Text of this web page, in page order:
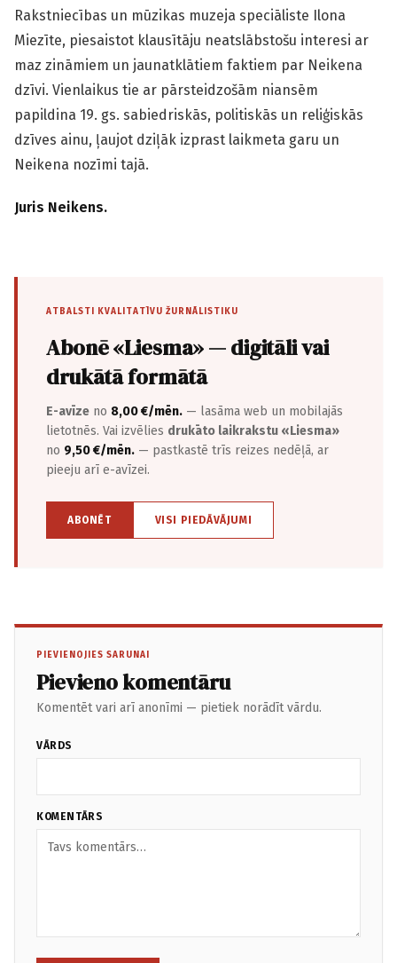
Rakstniecības un mūzikas muzeja speciāliste Ilona
Miezīte, piesaistot klausītāju neatslābstošu interesi ar
maz zināmiem un jaunatklātiem faktiem par Neikena
dzīvi. Vienlaikus tie ar pārsteidzošām niansēm
papildina 19. gs. sabiedriskās, politiskās un reliģiskās
dzīves ainu, ļaujot dziļāk izprast laikmeta garu un
Neikena nozīmi tajā.
Juris Neikens.
ATBALSTI KVALITATĪVU ŽURNĀLISTIKU
Abonē «Liesma» — digitāli vai
drukātā formātā
E-avīze no 8,00 €/mēn. — lasāma web un mobilajās
lietotnēs. Vai izvēlies drukāto laikrakstu «Liesma»
no 9,50 €/mēn. — pastkastē trīs reizes nedēļā, ar
pieeju arī e-avīzei.
ABONĒT VISI PIEDĀVĀJUMI
PIEVIENOJIES SARUNAI
Pievieno komentāru
Komentēt vari arī anonīmi — pietiek norādīt vārdu.
VĀRDS
KOMENTĀRS